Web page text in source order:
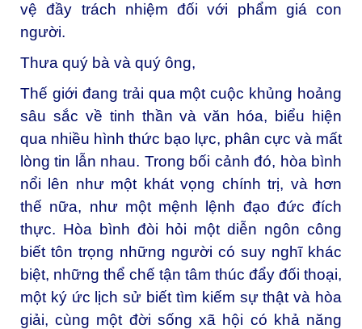
vệ đầy trách nhiệm đối với phẩm giá con
người.
Thưa quý bà và quý ông,
Thế giới đang trải qua một cuộc khủng hoảng
sâu sắc về tinh thần và văn hóa, biểu hiện
qua nhiều hình thức bạo lực, phân cực và mất
lòng tin lẫn nhau. Trong bối cảnh đó, hòa bình
nổi lên như một khát vọng chính trị, và hơn
thế nữa, như một mệnh lệnh đạo đức đích
thực. Hòa bình đòi hỏi một diễn ngôn công
biết tôn trọng những người có suy nghĩ khác
biệt, những thể chế tận tâm thúc đẩy đối thoại,
một ký ức lịch sử biết tìm kiếm sự thật và hòa
giải, cùng một đời sống xã hội có khả năng